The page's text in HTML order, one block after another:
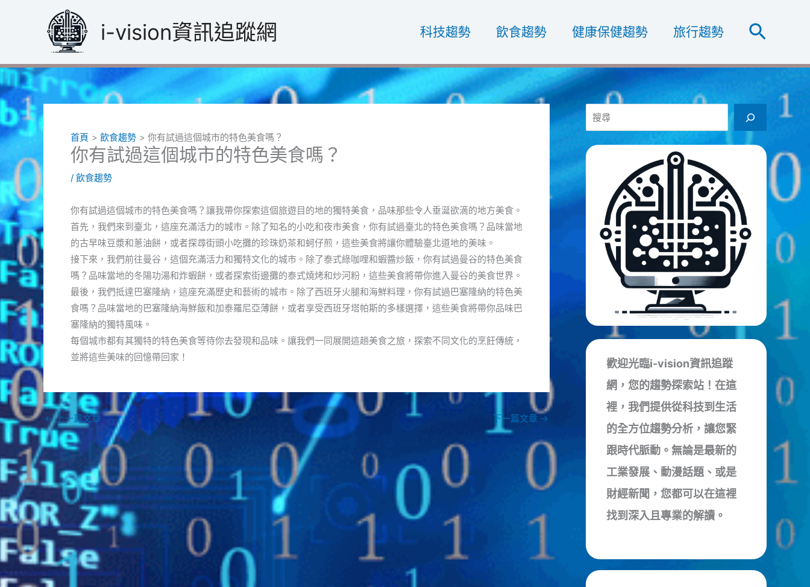
內
容
i-vision資訊追蹤網 科技趨勢 飲食趨勢 健康保健趨勢 旅行趨勢
搜
尋
首頁 飲食趨勢 你有試過這個城市的特色美食嗎？
你有試過這個城市的特色美食嗎？
/ 飲食趨勢
你有試過這個城市的特色美食嗎？讓我帶你探索這個旅遊目的地的獨特美食，品味那些令人垂涎欲滴的地方美食。
首先，我們來到臺北，這座充滿活力的城市。除了知名的小吃和夜市美食，你有試過臺北的特色美食嗎？品味當地
的古早味豆漿和蔥油餅，或者探尋街頭小吃攤的珍珠奶茶和蚵仔煎，這些美食將讓你體驗臺北道地的美味。
接下來，我們前往曼谷，這個充滿活力和獨特文化的城市。除了泰式綠咖哩和蝦醬炒飯，你有試過曼谷的特色美食
嗎？品味當地的冬陽功湯和炸蝦餅，或者探索街邊攤的泰式燒烤和炒河粉，這些美食將帶你進入曼谷的美食世界。
最後，我們抵達巴塞隆納，這座充滿歷史和藝術的城市。除了西班牙火腿和海鮮料理，你有試過巴塞隆納的特色美
食嗎？品味當地的巴塞隆納海鮮飯和加泰羅尼亞薄餅，或者享受西班牙塔帕斯的多樣選擇，這些美食將帶你品味巴
塞隆納的獨特風味。
每個城市都有其獨特的特色美食等待你去發現和品味。讓我們一同展開這趟美食之旅，探索不同文化的烹飪傳統，
並將這些美味的回憶帶回家！
←上一篇文章 下一篇文章 →
搜
尋
歡迎光臨i-vision資訊追蹤
網，您的趨勢探索站！在這
裡，我們提供從科技到生活
的全方位趨勢分析，讓您緊
跟時代脈動。無論是最新的
工業發展、動漫話題、或是
財經新聞，您都可以在這裡
找到深入且專業的解讀。